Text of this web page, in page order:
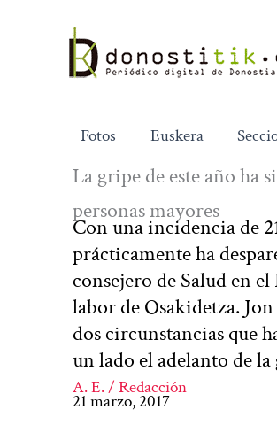
contenido
Fotos Euskera
La gripe de este año ha
personas mayores
Con una incidencia de
prácticamente ha
consejero de Salud en
labor de Osakidetza.
dos circunstancias que
un lado el adelanto de
A. E. / Redacción
21 marzo, 2017